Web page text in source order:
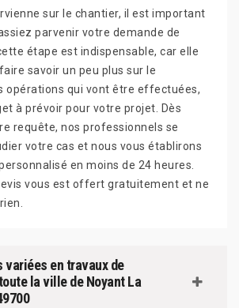
sur le chantier, il est important
parvenir votre demande de
étape est indispensable, car elle
savoir un peu plus sur le
opérations qui vont être effectuées,
à prévoir pour votre projet. Dès
requête, nos professionnels se
votre cas et nous vous établirons
en moins de 24 heures.
vous est offert gratuitement et ne
variées en travaux de
la ville de Noyant La